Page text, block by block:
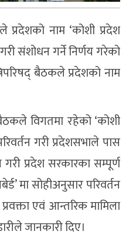
प्रदेशको नाम ‘कोशी प्रदेश
संशोधन गर्ने निर्णय गरेको
बैठकले प्रदेशको नाम
विगतमा रहेको ‘कोशी
गरी प्रदेशसभाले पास
प्रदेश सरकारका सम्पूर्ण
मा सोहीअनुसार परिवर्तन
एवं आन्तरिक मामिला
जानकारी दिए।